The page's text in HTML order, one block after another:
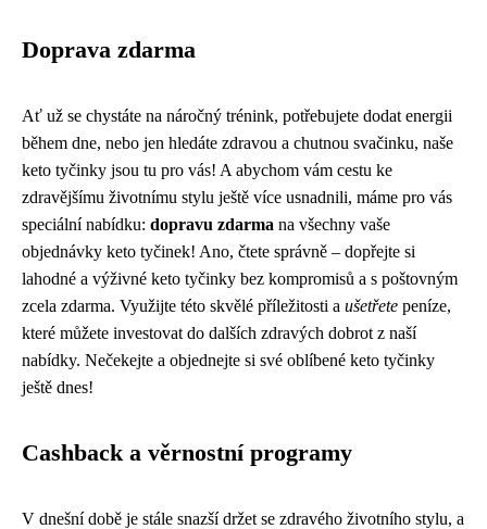
Doprava zdarma
Ať už se chystáte na náročný trénink, potřebujete dodat energii
během dne, nebo jen hledáte zdravou a chutnou svačinku, naše
keto tyčinky jsou tu pro vás! A abychom vám cestu ke
zdravějšímu životnímu stylu ještě více usnadnili, máme pro vás
speciální nabídku: dopravu zdarma na všechny vaše
objednávky keto tyčinek! Ano, čtete správně – dopřejte si
lahodné a výživné keto tyčinky bez kompromisů a s poštovným
zcela zdarma. Využijte této skvělé příležitosti a ušetřete peníze,
které můžete investovat do dalších zdravých dobrot z naší
nabídky. Nečekejte a objednejte si své oblíbené keto tyčinky
ještě dnes!
Cashback a věrnostní programy
V dnešní době je stále snazší držet se zdravého životního stylu, a